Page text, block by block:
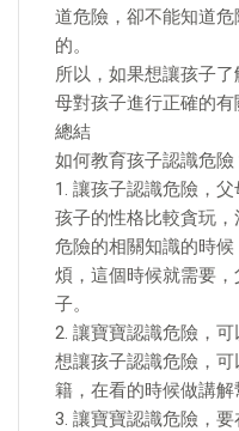
道危險，卻不能知道
的。
所以，如果想讓孩子
母對孩子進行正確的有
總結
如何教育孩子認識危險
1. 讓孩子認識危險，父
孩子的性格比較貪玩
危險的相關知識的時
煩，這個時候就需要
子。
2. 讓寶寶認識危險，可
想讓孩子認識危險，
籍，在看的時候做講解
3. 讓寶寶認識危險，要